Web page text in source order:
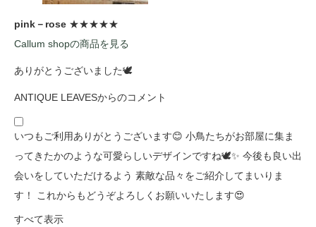
pink－rose ★★★★★
Callum shopの商品を見る
ありがとうございました🕊
ANTIQUE LEAVESからのコメント
いつもご利用ありがとうございます😊 小鳥たちがお部屋に集ま
ってきたかのような可愛らしいデザインですね🕊️✨ 今後も良い出
会いをしていただけるよう 素敵な品々をご紹介してまいりま
す！ これからもどうぞよろしくお願いいたします😍
すべて表示